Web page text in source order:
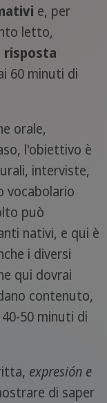
e, per
letto,
risposta
60 minuti di
orale,
l'obiettivo è
interviste,
vocabolario
può
nativi, e qui è
i diversi
qui dovrai
contenuto,
50 minuti di
expresión e
di saper